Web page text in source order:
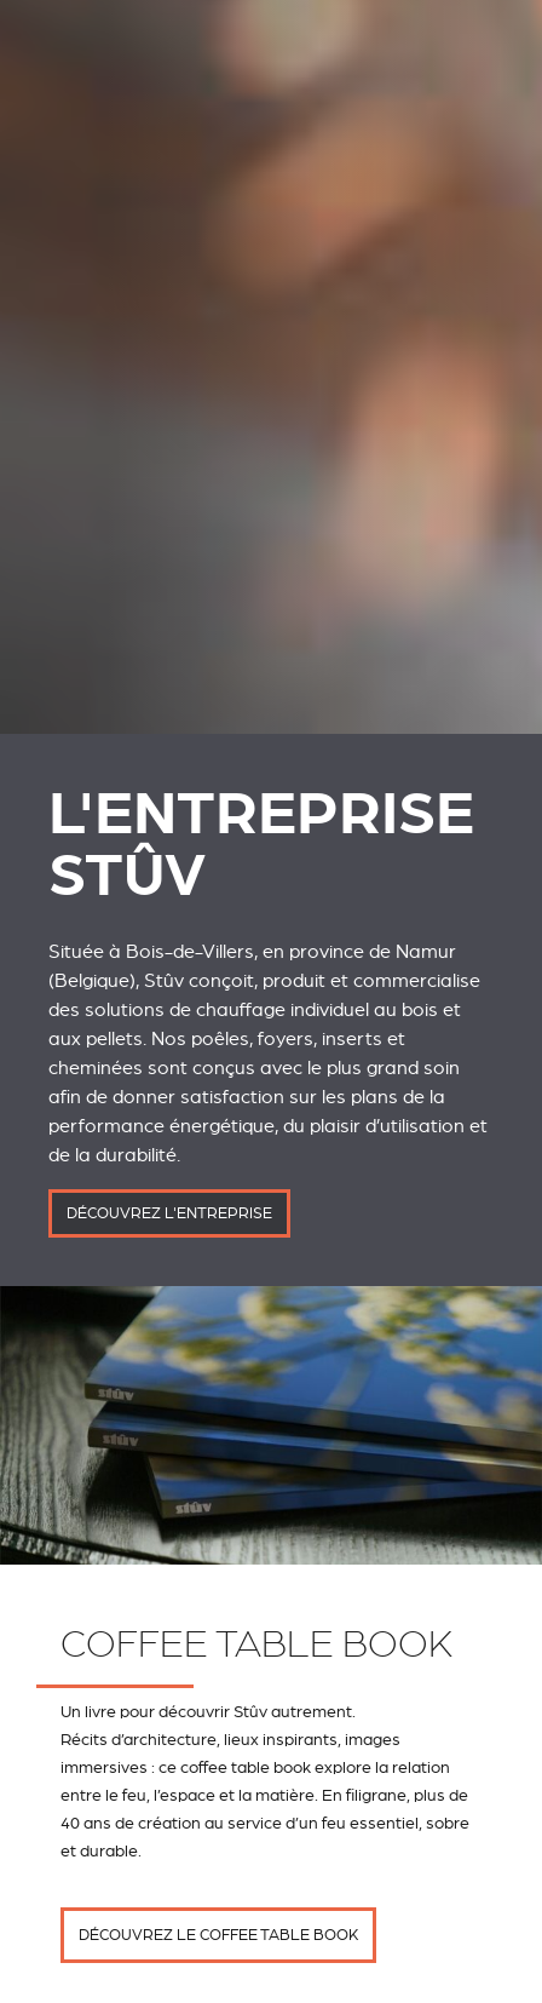
L'ENTREPRISE
STÛV
Située à Bois-de-Villers, en province de Namur
(Belgique), Stûv conçoit, produit et commercialise
des solutions de chauffage individuel au bois et
aux pellets. Nos poêles, foyers, inserts et
cheminées sont conçus avec le plus grand soin
afin de donner satisfaction sur les plans de la
performance énergétique, du plaisir d’utilisation et
de la durabilité.
DÉCOUVREZ L'ENTREPRISE
COFFEE TABLE BOOK
Un livre pour découvrir Stûv autrement.
Récits d’architecture, lieux inspirants, images
immersives : ce coffee table book explore la relation
entre le feu, l’espace et la matière. En filigrane, plus de
40 ans de création au service d’un feu essentiel, sobre
et durable.
DÉCOUVREZ LE COFFEE TABLE BOOK